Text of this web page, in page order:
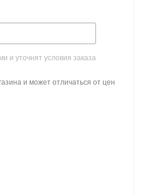
и уточнят условия заказа
и может отличаться от цен